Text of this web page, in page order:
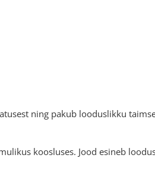
ning pakub looduslikku
koosluses. Jood esineb